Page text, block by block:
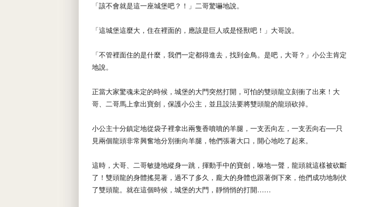
「該不會就是這一座城堡吧？！」二哥驚嚇地說。
「這城堡這麼大，住在裡面的，應該是巨人或是怪獸吧！」大哥說。
「不管裡面住的是什麼，我們一定都得進去，找到金鳥。是吧，大哥？」小公主肯定
地說。
正當大家驚魂未定的時候，城堡的大門突然打開，可怕的雙頭龍立刻衝了出來！大
哥、二哥馬上拿出寶劍，保護小公主，並且設法要將雙頭龍的龍頭砍掉。
小公主十分鎮定地從袋子裡拿出兩隻香噴噴的羊腿，一支丟向左，一支丟向右──只
見兩個龍頭非常興奮地分別衝向羊腿，牠們張著大口，開心地吃了起來。
這時，大哥、二哥敏捷地縱身一跳，揮動手中的寶劍，咻地一聲，龍頭就這樣被砍斷
了！雙頭龍的身體搖晃著，過不了多久，龐大的身體也跟著倒下來，他們成功地制伏
了雙頭龍。就在這個時候，城堡的大門，靜悄悄的打開……